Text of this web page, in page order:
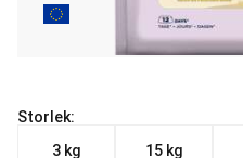
Storlek:
3 kg
15 kg